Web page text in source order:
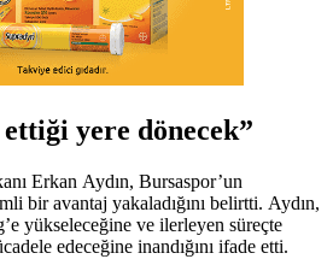
yere dönecek”
Erkan Aydın, Bursaspor’un
bir avantaj yakaladığını belirtti. Aydın,
yükseleceğine ve ilerleyen süreçte
edeceğine inandığını ifade etti.